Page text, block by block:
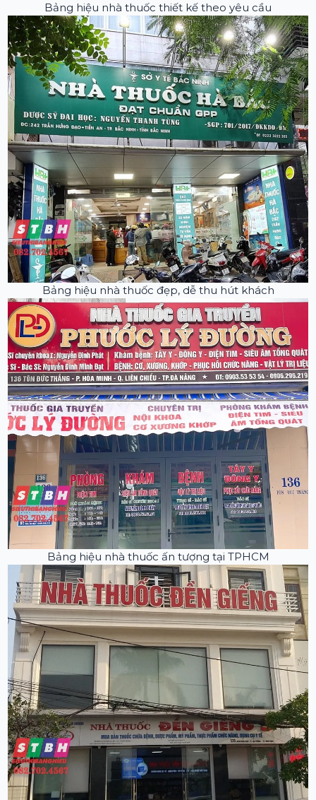
Bảng hiệu nhà thuốc thiết kế theo yêu cầu
Bảng hiệu nhà thuốc đẹp, dễ thu hút khách
Bảng hiệu nhà thuốc ấn tượng tại TPHCM